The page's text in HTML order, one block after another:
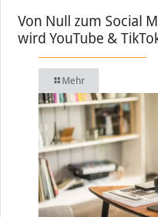
Von Null zum Social
wird YouTube &
Mehr